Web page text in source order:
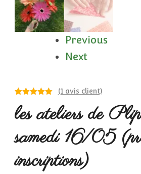
Previous
Next
les ateliers de
samedi 16/05
inscriptions)
sur 5
basé sur
(1avis client)